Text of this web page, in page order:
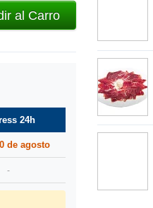
al Carro
24h
de agosto
-